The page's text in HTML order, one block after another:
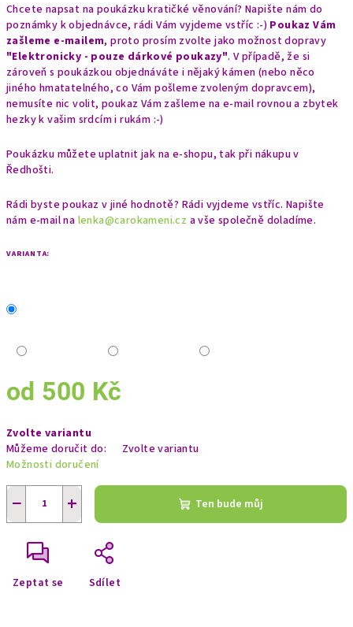
Chcete napsat na poukázku kratičké věnování? Napište nám do
poznámky k objednávce, rádi Vám vyjdeme vstříc :-) Poukaz Vám
zašleme e-mailem, proto prosím zvolte jako možnost dopravy
"Elektronicky - pouze dárkové poukazy". V případě, že si
zároveň s poukázkou objednáváte i nějaký kámen (nebo něco
jiného hmatatelného, co Vám pošleme zvoleným dopravcem),
nemusíte nic volit, poukaz Vám zašleme na e-mail rovnou a zbytek
hezky k vašim srdcím i rukám :-)
Poukázku můžete uplatnit jak na e-shopu, tak při nákupu v
Ředhošti.
Rádi byste poukaz v jiné hodnotě? Rádi vyjdeme vstříc. Napište
nám e-mail na lenka@carokameni.cz a vše společně doladíme.
VARIANTA:
od 500 Kč
cena:
Zvolte variantu
Můžeme doručit do:
Zvolte variantu
Možnosti doručení
+
− Ten bude můj
Zeptat se Sdílet